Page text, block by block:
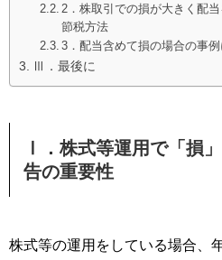
2．株取引での損が大きく配
節税方法
3．配当含めて損の場合の事
Ⅲ．最後に
Ⅰ．株式等運用で「損
告の重要性
株式等の運用をしている場合、